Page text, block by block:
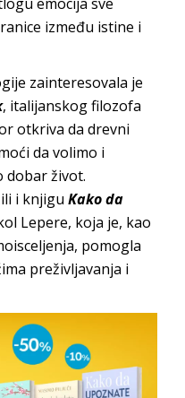
između istine i
zainteresovala je
, italijanskog filozofa
otkriva da drevni
da volimo i
dobar život.
i knjiguKako da
Lepere, koja je, kao
pomogla
preživljavanja i